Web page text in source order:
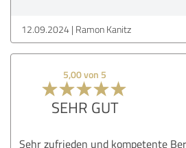
12.09.2024 Ramon Kanitz
5,00 von 5
SEHR GUT
Sehr zufrieden und kompetente